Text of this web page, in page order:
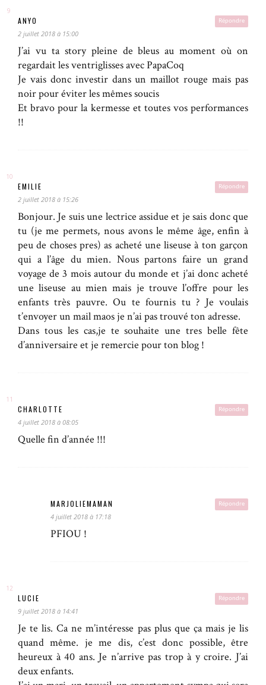
Répondre
ANYO
2 juillet 2018 à 15:00
J’ai vu ta story pleine de bleus au moment où on
regardait les ventriglisses avec PapaCoq
Je vais donc investir dans un maillot rouge mais pas
noir pour éviter les mêmes soucis
Et bravo pour la kermesse et toutes vos performances
!!
Répondre
EMILIE
2 juillet 2018 à 15:26
Bonjour. Je suis une lectrice assidue et je sais donc que
tu (je me permets, nous avons le même âge, enfin à
peu de choses pres) as acheté une liseuse à ton garçon
qui a l’âge du mien. Nous partons faire un grand
voyage de 3 mois autour du monde et j’ai donc acheté
une liseuse au mien mais je trouve l’offre pour les
enfants très pauvre. Ou te fournis tu ? Je voulais
t’envoyer un mail maos je n’ai pas trouvé ton adresse.
Dans tous les cas,je te souhaite une tres belle fête
d’anniversaire et je remercie pour ton blog !
Répondre
CHARLOTTE
4 juillet 2018 à 08:05
Quelle fin d’année !!!
Répondre
MARJOLIEMAMAN
4 juillet 2018 à 17:18
PFIOU !
Répondre
LUCIE
9 juillet 2018 à 14:41
Je te lis. Ca ne m’intéresse pas plus que ça mais je lis
quand même. je me dis, c’est donc possible, être
heureux à 40 ans. Je n’arrive pas trop à y croire. J’ai
deux enfants.